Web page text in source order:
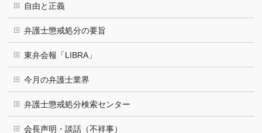
自由と正義
弁護士懲戒処分の要旨
東弁会報「LIBRA」
今月の弁護士業界
弁護士懲戒処分検索センター
会長声明・談話（不祥事）